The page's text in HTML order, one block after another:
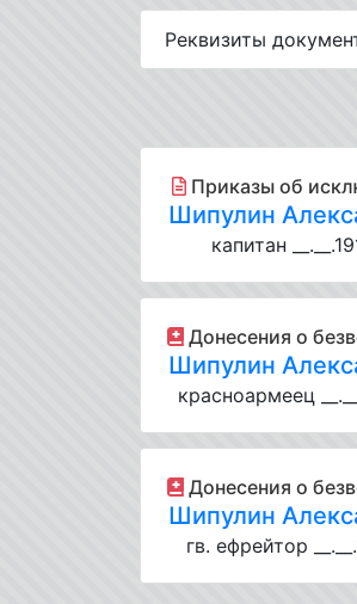
Реквизиты
Приказы об
Шипулин
капитан
Донесения о
Шипулин
красноармеец
Донесения о
Шипулин
гв. ефрейтор